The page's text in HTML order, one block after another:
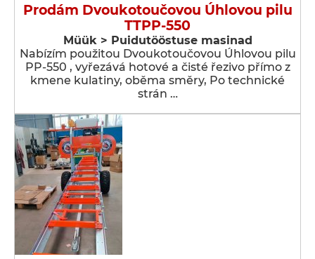
Prodám Dvoukotoučovou Úhlovou pilu
TTPP-550
Müük > Puidutööstuse masinad
Nabízím použitou Dvoukotoučovou Úhlovou pilu
PP-550 , vyřezává hotové a čisté řezivo přímo z
kmene kulatiny, oběma směry, Po technické
strán …